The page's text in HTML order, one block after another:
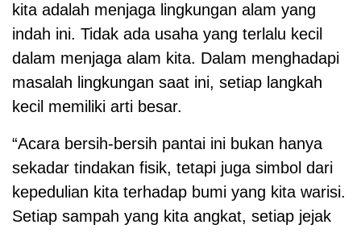
kita adalah menjaga lingkungan alam yang
indah ini. Tidak ada usaha yang terlalu kecil
dalam menjaga alam kita. Dalam menghadapi
masalah lingkungan saat ini, setiap langkah
kecil memiliki arti besar.
“Acara bersih-bersih pantai ini bukan hanya
sekadar tindakan fisik, tetapi juga simbol dari
kepedulian kita terhadap bumi yang kita warisi.
Setiap sampah yang kita angkat, setiap jejak